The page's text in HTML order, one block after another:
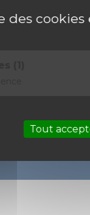
des
Tout